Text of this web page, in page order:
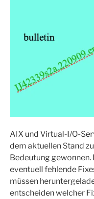
AIX und Virtual-I/O-
dem aktuellen Stand
Bedeutung
eventuell fehlende
müssen
entscheiden welcher